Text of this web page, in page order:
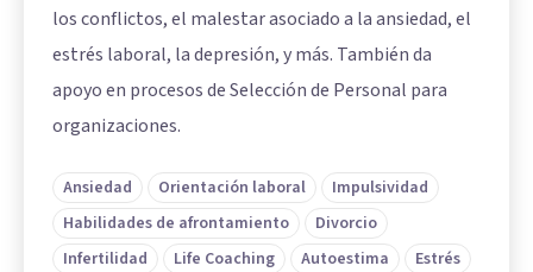
los conflictos, el malestar asociado a la ansiedad, el
estrés laboral, la depresión, y más. También da
apoyo en procesos de Selección de Personal para
organizaciones.
Ansiedad Orientación laboral
Impulsividad
Habilidades de afrontamiento
Divorcio
Infertilidad
Life Coaching Autoestima
Estrés